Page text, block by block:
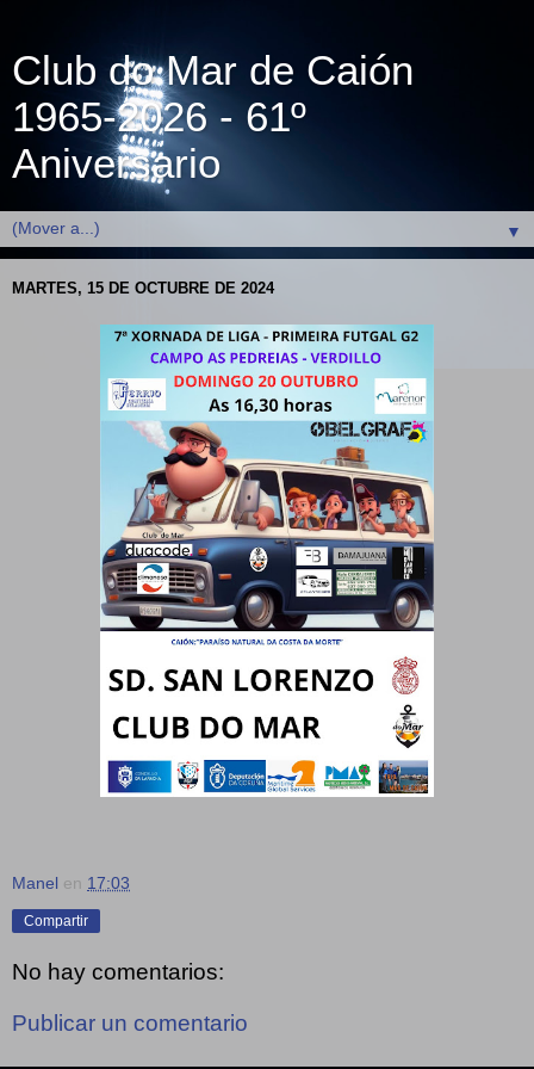
Club do Mar de Caión
1965-2026 - 61º
Aniversario
▼
MARTES, 15 DE OCTUBRE DE 2024
Manel en 17:03
Compartir
No hay comentarios:
Publicar un comentario